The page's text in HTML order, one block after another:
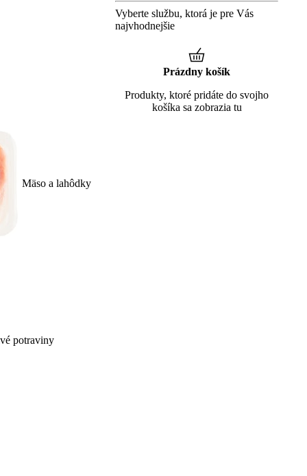
Mäso a lahôdky
potraviny
Vyberte službu, ktorá je pre Vás
najvhodnejšie
Prázdny košík
Produkty, ktoré pridáte do svojho
košíka sa zobrazia tu